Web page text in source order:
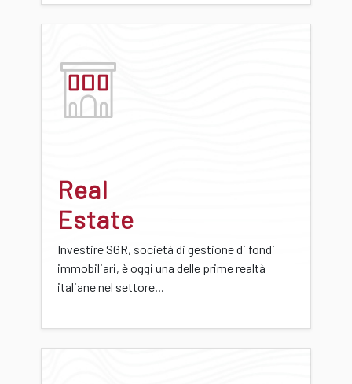
Real
Estate
Investire SGR, società di gestione di fondi
immobiliari, è oggi una delle prime realtà
italiane nel settore...